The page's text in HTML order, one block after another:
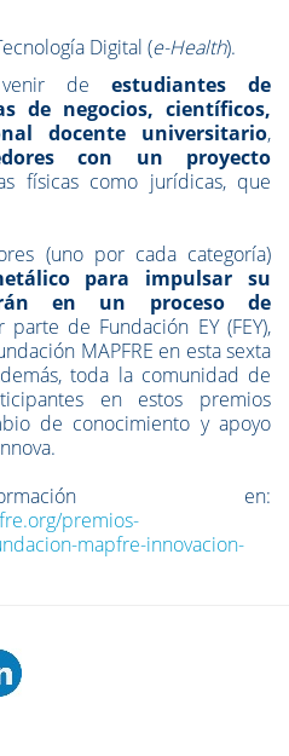
Digital (e-Health).
venir deestudiantes de
de negocios, científicos,
docente universitario,
con un proyecto
físicas como jurídicas, que
(uno por cada categoría)
para impulsar su
en un proceso de
parte de Fundación EY (FEY),
MAPFRE en esta sexta
toda la comunidad de
en estos premios
de conocimiento y apoyo
en:
premios-
mapfre-innovacion-